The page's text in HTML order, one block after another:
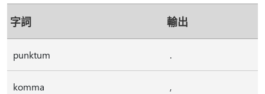
字詞 輸出
punktum .
komma ,